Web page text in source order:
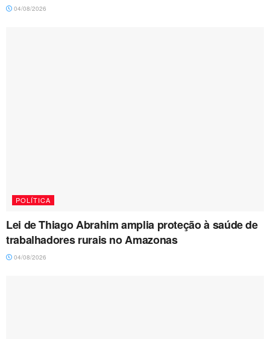
04/08/2026
POLÍTICA
Lei de Thiago Abrahim amplia proteção à saúde de
trabalhadores rurais no Amazonas
04/08/2026